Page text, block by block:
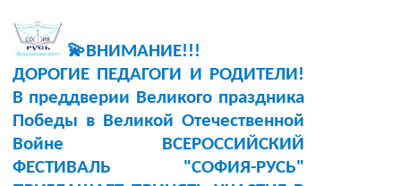
💫ВНИМАНИЕ!!!
ДОРОГИЕ ПЕДАГОГИ И РОДИТЕЛИ!
В преддверии Великого праздника
Победы в Великой Отечественной
Войне ВСЕРОССИЙСКИЙ
ФЕСТИВАЛЬ "СОФИЯ-РУСЬ"